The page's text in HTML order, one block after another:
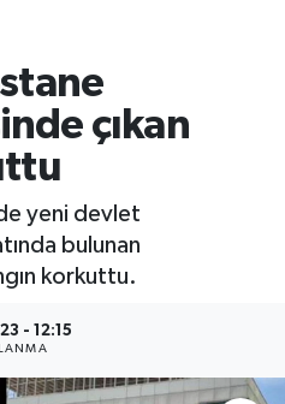
çıkan
yeni devlet
bulunan
korkuttu.
- 12:15